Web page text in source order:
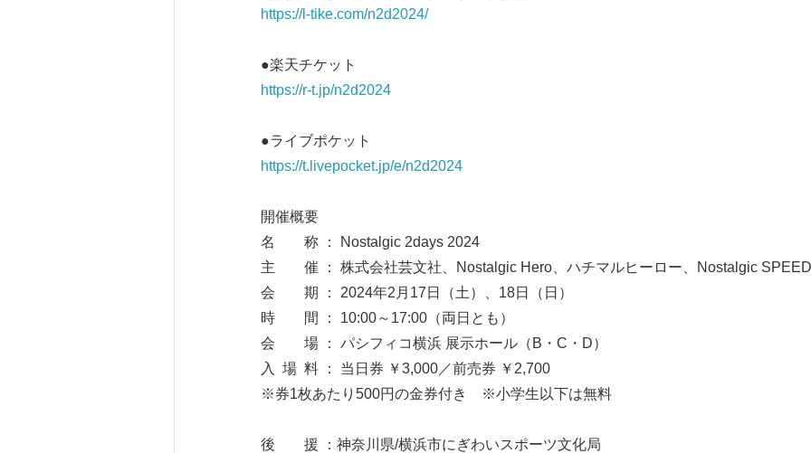
https://l-tike.com/n2d2024/
●楽天チケット
https://r-t.jp/n2d2024
●ライブポケット
https://t.livepocket.jp/e/n2d2024
開催概要
名 称 ： Nostalgic 2days 2024
主 催 ： 株式会社芸文社、Nostalgic Hero、ハチマルヒーロー、Nostalgic SPEED
会 期 ： 2024年2月17日（土）、18日（日）
時 間 ： 10:00～17:00（両日とも）
会 場 ： パシフィコ横浜 展示ホール（B・C・D）
入 場 料 ： 当日券 ￥3,000／前売券 ￥2,700
※券1枚あたり500円の金券付き ※小学生以下は無料
後 援 ：神奈川県/横浜市にぎわいスポーツ文化局